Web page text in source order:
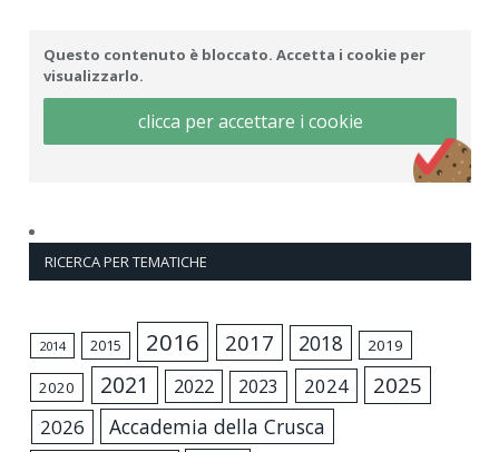
Questo contenuto è bloccato. Accetta i cookie per
visualizzarlo.
clicca per accettare i cookie
RICERCA PER TEMATICHE
2014 2015 2016 2017 2018 2019
2020 2021 2022 2023 2024 2025
2026 Accademia della Crusca